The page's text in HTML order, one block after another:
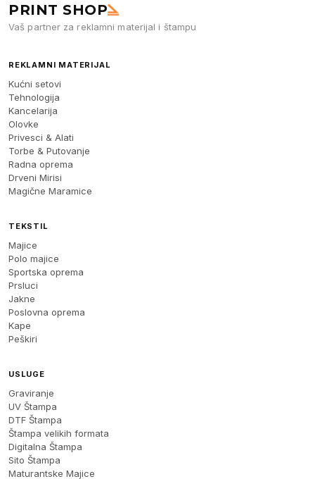
PRINT SHOP
Vaš partner za reklamni materijal i štampu
REKLAMNI MATERIJAL
Kućni setovi
Tehnologija
Kancelarija
Olovke
Privesci & Alati
Torbe & Putovanje
Radna oprema
Drveni Mirisi
Magične Maramice
TEKSTIL
Majice
Polo majice
Sportska oprema
Prsluci
Jakne
Poslovna oprema
Kape
Peškiri
USLUGE
Graviranje
UV Štampa
DTF Štampa
Štampa velikih formata
Digitalna Štampa
Sito Štampa
Maturantske Majice